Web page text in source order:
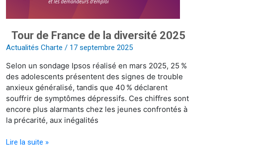
Tour de France de la diversité 2025
Actualités Charte / 17 septembre 2025
Selon un sondage Ipsos réalisé en mars 2025, 25 %
des adolescents présentent des signes de trouble
anxieux généralisé, tandis que 40 % déclarent
souffrir de symptômes dépressifs. Ces chiffres sont
encore plus alarmants chez les jeunes confrontés à
la précarité, aux inégalités
Lire la suite »